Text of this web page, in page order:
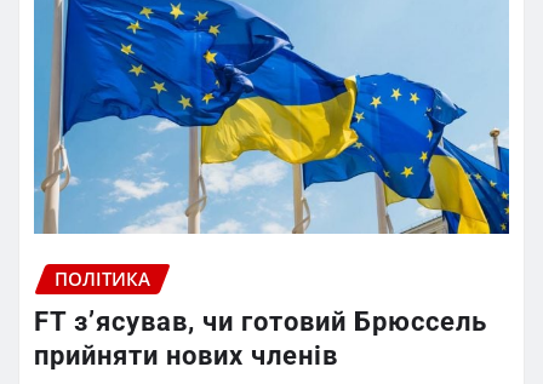
ПОЛІТИКА
FT зʼясував, чи готовий Брюссель
прийняти нових членів